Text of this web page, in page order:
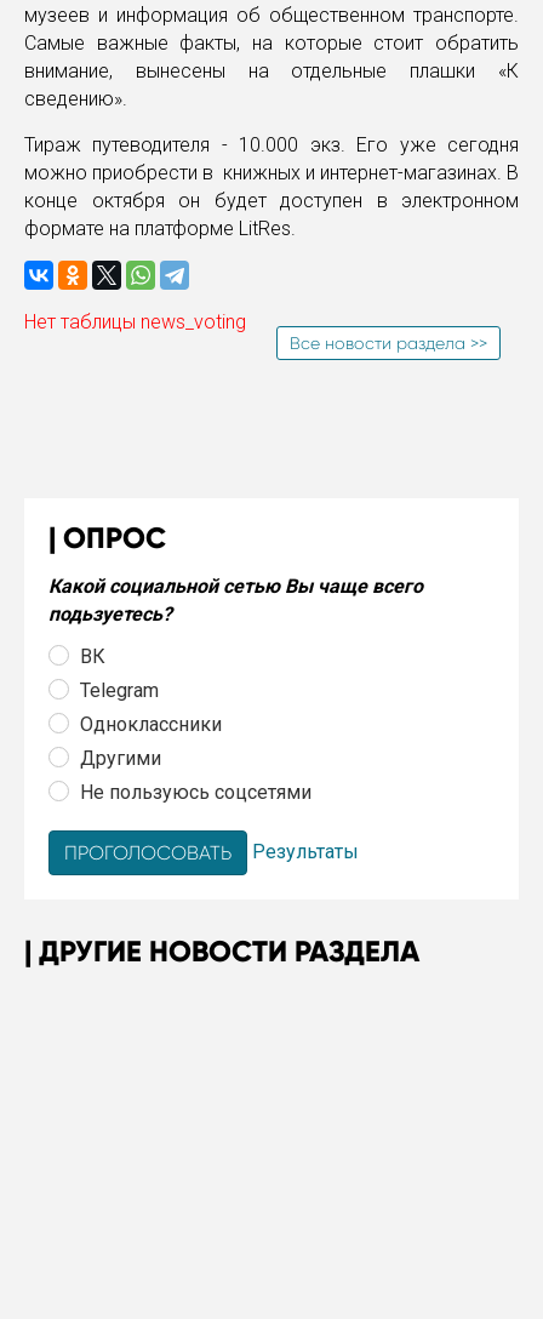
музеев и информация об общественном транспорте.
Самые важные факты, на которые стоит обратить
внимание, вынесены на отдельные плашки «К
сведению».
Тираж путеводителя - 10.000 экз. Его уже сегодня
можно приобрести в книжных и интернет-магазинах. В
конце октября он будет доступен в электронном
формате на платформе LitRes.
Нет таблицы news_voting
Все новости раздела >>
ОПРОС
Какой социальной сетью Вы чаще всего
подьзуетесь?
ВК
Telegram
Одноклассники
Другими
Не пользуюсь соцсетями
Результаты
ДРУГИЕ НОВОСТИ РАЗДЕЛА